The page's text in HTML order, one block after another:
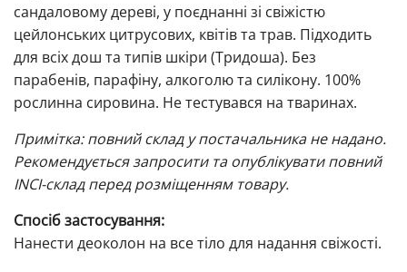
сандаловому дереві, у поєднанні зі свіжістю
цейлонських цитрусових, квітів та трав. Підходить
для всіх дош та типів шкіри (Тридоша). Без
парабенів, парафіну, алкоголю та силікону. 100%
рослинна сировина. Не тестувався на тваринах.
Примітка: повний склад у постачальника не надано.
Рекомендується запросити та опублікувати повний
INCI-склад перед розміщенням товару.
Спосіб застосування:
Нанести деоколон на все тіло для надання свіжості.